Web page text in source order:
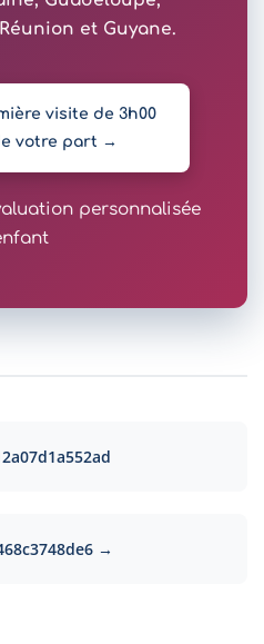
et Guyane.
visite de 3h00
votre part →
personnalisée
→